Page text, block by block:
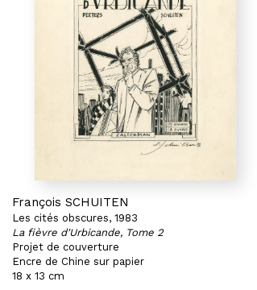
François SCHUITEN
Les cités obscures, 1983
La fièvre d'Urbicande, Tome 2
Projet de couverture
Encre de Chine sur papier
18 x 13 cm